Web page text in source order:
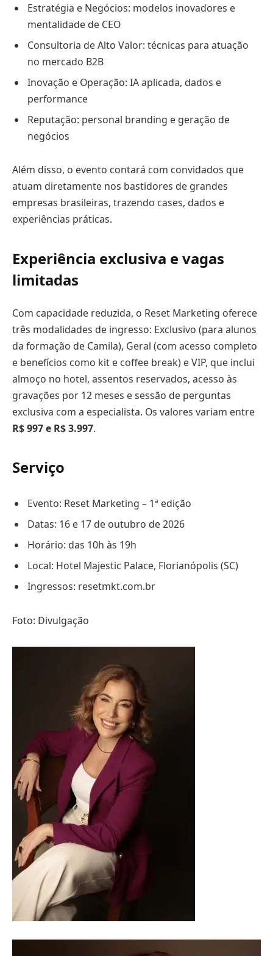
Estratégia e Negócios: modelos inovadores e
mentalidade de CEO
Consultoria de Alto Valor: técnicas para atuação
no mercado B2B
Inovação e Operação: IA aplicada, dados e
performance
Reputação: personal branding e geração de
negócios
Além disso, o evento contará com convidados que
atuam diretamente nos bastidores de grandes
empresas brasileiras, trazendo cases, dados e
experiências práticas.
Experiência exclusiva e vagas
limitadas
Com capacidade reduzida, o Reset Marketing oferece
três modalidades de ingresso: Exclusivo (para alunos
da formação de Camila), Geral (com acesso completo
e benefícios como kit e coffee break) e VIP, que inclui
almoço no hotel, assentos reservados, acesso às
gravações por 12 meses e sessão de perguntas
exclusiva com a especialista. Os valores variam entre
R$ 997 e R$ 3.997.
Serviço
Evento: Reset Marketing – 1ª edição
Datas: 16 e 17 de outubro de 2026
Horário: das 10h às 19h
Local: Hotel Majestic Palace, Florianópolis (SC)
Ingressos: resetmkt.com.br
Foto: Divulgação